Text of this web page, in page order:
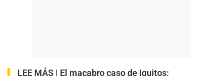
LEE MÁS | El macabro caso de Iquitos: